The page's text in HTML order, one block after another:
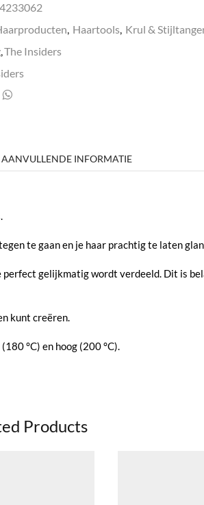
, Haartools, Krul &
,The Insiders
AANVULLENDE INFORMATIE
te gaan en je haar prachtig te laten
gelijkmatig wordt verdeeld. Dit is
kunt creëren.
°C) en hoog (200 °C).
Products